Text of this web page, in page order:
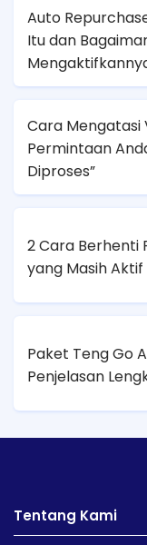
Auto
Itu dan
Cara Mengatasi
Permintaan
Diproses”
2 Cara Berhenti
yang Masih
Paket Teng Go
Penjelasan
Tentang Kami